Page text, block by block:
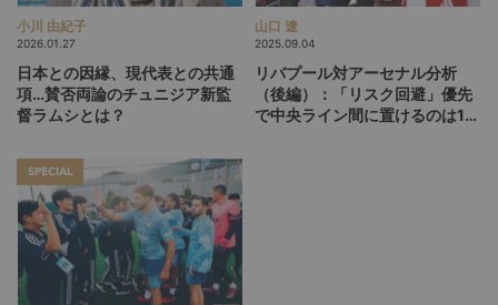
小川 由紀子
2026.01.27
日本との因縁、現代表との共通
項…賛否両論のチュニジア新監
督ラムシとは？
山口 遼
2025.09.04
リバプール対アーセナル分析
（後編）：「リスク回避」優先
で中央ライン間に置けるのは1
SPECIAL